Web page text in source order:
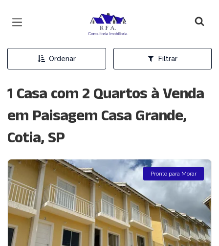
Página inicial
Ordenar Filtrar
1 Casa com 2 Quartos à Venda
em Paisagem Casa Grande,
Cotia, SP
Pronto para Morar